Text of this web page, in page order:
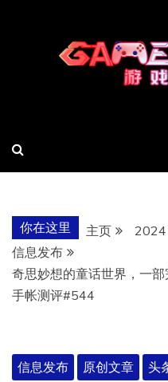
你在这里 主页 2024
信息发布
奇思妙想的童话世界，一部
手帐测评#544
信息发布 原创文章 头